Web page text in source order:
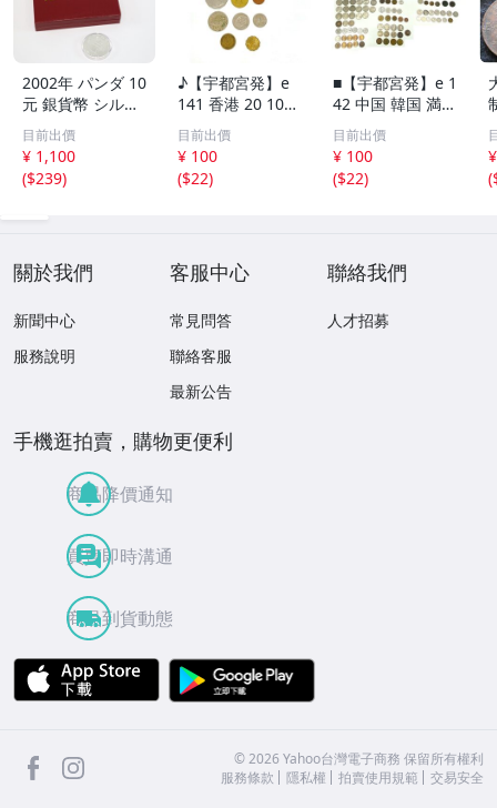
2002年 パンダ 10
元 銀貨幣 シルバ
ー 中国人民銀行
中華人民共和国
プルーフ 古銭 硬
貨 コイン 銀貨 ケ
目前出價
¥ 1,100
($239)
♪【宇都宮発】e
141 香港 20 10セ
ント 硬貨 / シン
ガポール 50 20 1
0セント / オース
トラリア 旧1ドル
目前出價
¥ 100
($22)
■【宇都宮発】e 1
42 中国 韓国 満州
オランダ タイ ド
イツ フランス フ
ィリピン イギリ
ス スイス インド
目前出價
¥ 100
($22)
(
關於我們
新聞中心
服務說明
客服中心
常見問答
聯絡客服
最新公告
聯絡我們
人才招募
手機逛拍賣，購物更便利
商品降價通知
買賣即時溝通
商品到貨動態
APP Store
facebook ©2026 Yahoo台灣電子商務 保留所有權利
服務條款
隱私權 拍賣使用規範 交易安全